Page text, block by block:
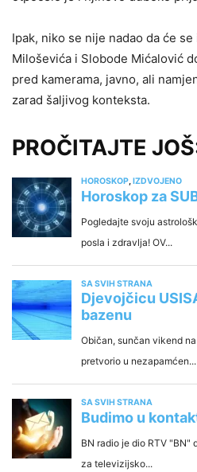
Ipak, niko se nije nadao da će
Miloševića i Slobode Mićalović
pred kamerama, javno, ali
zarad šaljivog konteksta.
PROČITAJTE